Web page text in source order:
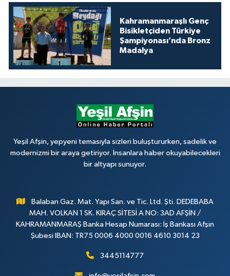
Kahramanmaraşlı Genç
Bisikletçiden Türkiye
Şampiyonası’nda Bronz
Madalya
Yeşil Afşin, yepyeni temasıyla sizleri buluştururken, sadelik ve
modernizmi bir araya getiriyor. İnsanlara haber okuyabilecekleri
bir altyapı sunuyor.
Balaban Gaz. Mat. Yapı San. ve Tic. Ltd. Şti. DEDEBABA
MAH. VOLKAN 1 SK. KIRAÇ SİTESİ A NO: 3AD AFŞİN /
KAHRAMANMARAŞ Banka Hesap Numarası: İş Bankası Afşin
Şubesi IBAN: TR75 0006 4000 0016 4610 3014 23
3445114777